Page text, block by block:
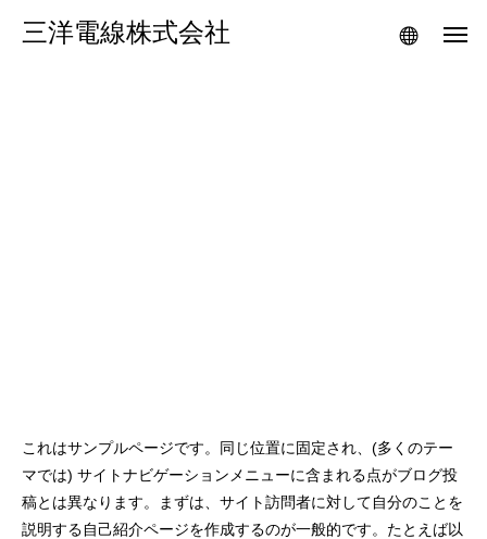
三洋電線株式会社
これはサンプルページです。同じ位置に固定され、(多くのテー
マでは) サイトナビゲーションメニューに含まれる点がブログ投
稿とは異なります。まずは、サイト訪問者に対して自分のことを
説明する自己紹介ページを作成するのが一般的です。たとえば以